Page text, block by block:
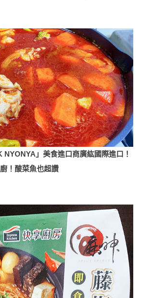
NYONYA」美食進口商廣紘國際進口！
！酸菜魚也超讚